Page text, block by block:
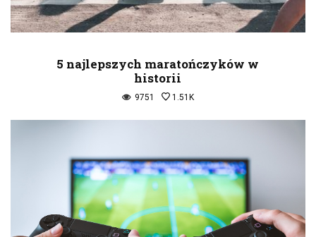
5 najlepszych maratończyków w
historii
9751 1.51K